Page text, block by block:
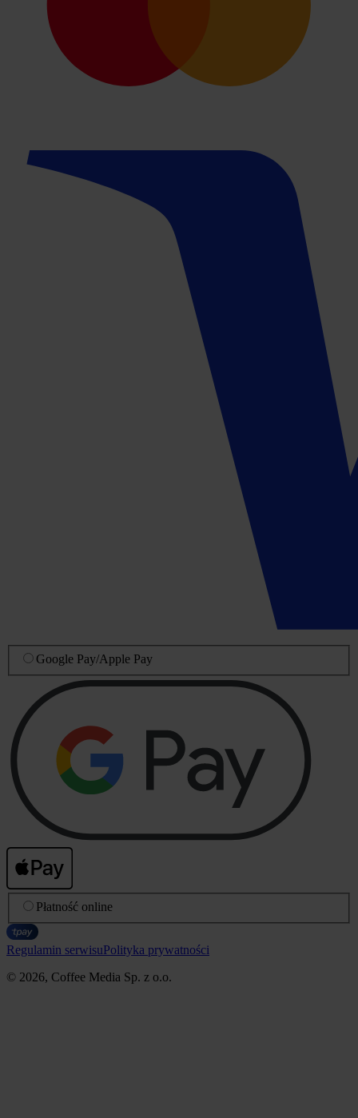
Google Pay/Apple Pay
Płatność online
Regulamin serwisuPolityka prywatności
© 2026, Coffee Media Sp. z o.o.